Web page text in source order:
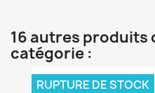
16 autres produits
catégorie :
RUPTURE DE STOCK